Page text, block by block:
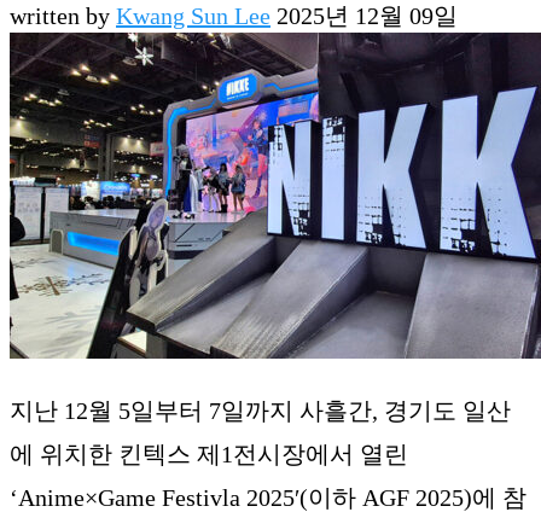
written by Kwang Sun Lee 2025년 12월 09일
지난 12월 5일부터 7일까지 사흘간, 경기도 일산
에 위치한 킨텍스 제1전시장에서 열린
‘Anime×Game Festivla 2025′(이하 AGF 2025)에 참